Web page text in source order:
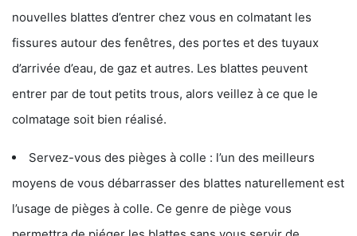
nouvelles blattes d’entrer chez vous en colmatant les
fissures autour des fenêtres, des portes et des tuyaux
d’arrivée d’eau, de gaz et autres. Les blattes peuvent
entrer par de tout petits trous, alors veillez à ce que le
colmatage soit bien réalisé.
Servez-vous des pièges à colle : l’un des meilleurs
moyens de vous débarrasser des blattes naturellement est
l’usage de pièges à colle. Ce genre de piège vous